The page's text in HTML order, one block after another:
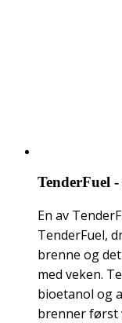
TenderFuel
En av
TenderFuel,
brenne og
med veken.
bioetanol og
brenner først